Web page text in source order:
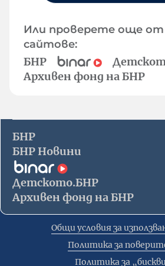
Или проверете още
сайтове:
БНР
Архивен фонд на БНР
БНР
БНР Новини
Детското.БНР
Архивен фонд на БНР
Общи условия за
Политика за
Политика за